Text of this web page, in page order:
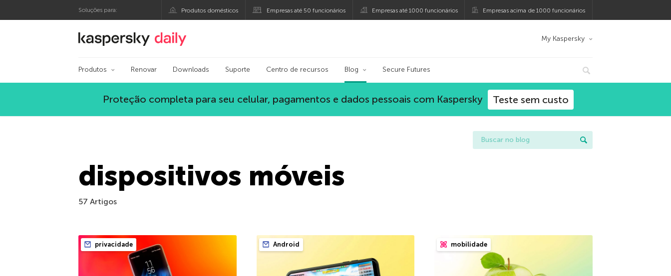
Soluções para: Produtos domésticos Empresas até 50 funcionários Empresas até 1000 funcionários Empresas acima de 1000 funcionários
Blog oficial da Kaspersky My Kaspersky
Produtos Renovar Downloads Suporte Centro de recursos Blog Secure Futures
Proteção completa para seu celular, pagamentos e dados pessoais com Kaspersky Teste sem custo
dispositivos móveis
57 Artigos
privacidade Android mobilidade